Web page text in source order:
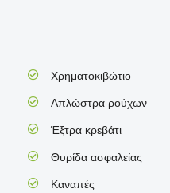
Χρηματοκιβώτιο
Απλώστρα ρούχων
Έξτρα κρεβάτι
Θυρίδα ασφαλείας
Καναπές